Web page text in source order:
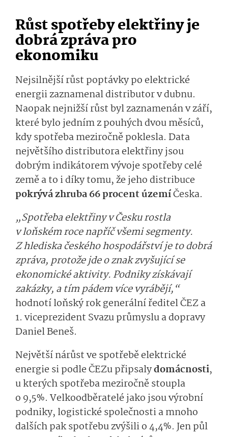
Růst spotřeby elektřiny je
dobrá zpráva pro
ekonomiku
Nejsilnější růst poptávky po elektrické
energii zaznamenal distributor v dubnu.
Naopak nejnižší růst byl zaznamenán v září,
které bylo jedním z pouhých dvou měsíců,
kdy spotřeba meziročně poklesla. Data
největšího distributora elektřiny jsou
dobrým indikátorem vývoje spotřeby celé
země a to i díky tomu, že jeho distribuce
pokrývá zhruba 66 procent územíČeska.
„Spotřeba elektřiny v Česku rostla
v loňském roce napříč všemi segmenty.
Z hlediska českého hospodářství je to dobrá
zpráva, protože jde o znak zvyšující se
ekonomické aktivity. Podniky získávají
zakázky, a tím pádem více vyrábějí,“
hodnotí loňský rok generální ředitel ČEZ a
1. viceprezident Svazu průmyslu a dopravy
Daniel Beneš.
Největší nárůst ve spotřebě elektrické
energie si podle ČEZu připsalydomácnosti,
u kterých spotřeba meziročně stoupla
o 9,5%. Velkoodběratelé jako jsou výrobní
podniky, logistické společnosti a mnoho
dalších pak spotřebu zvýšili o 4,4%. Jen půl